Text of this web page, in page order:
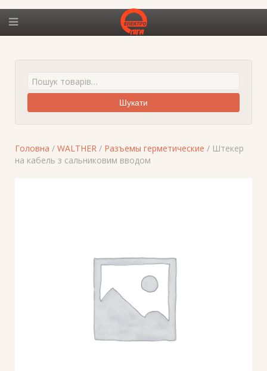
Шукати
Головна / WALTHER / Разъемы герметические / Штекер
на кабель з сальниковим вводом